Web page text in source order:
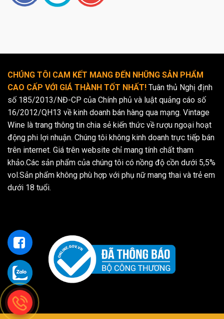
CHÚNG TÔI CAM KẾT MANG ĐẾN NHỮNG SẢN PHẨM
CAO CẤP VỚI GIÁ THÀNH TỐT NHẤT! Tuân thủ Nghị định
số 185/2013/NĐ-CP của Chính phủ và luật quảng cáo số
16/2012/QH13 về kinh doanh bán hàng qua mạng. Vintage
Wine là trang thông tin chia sẻ kiến thức về rượu ngoại hoạt
động phi lợi nhuận. Chúng tôi không kinh doanh trực tiếp bán
trên internet. Giá trên website chỉ mang tính chất tham
khảo.Các sản phẩm của chúng tôi có nồng độ cồn dưới 5,5%
vol.Sản phẩm không phù hợp với phụ nữ mang thai và trẻ em
dưới 18 tuổi.